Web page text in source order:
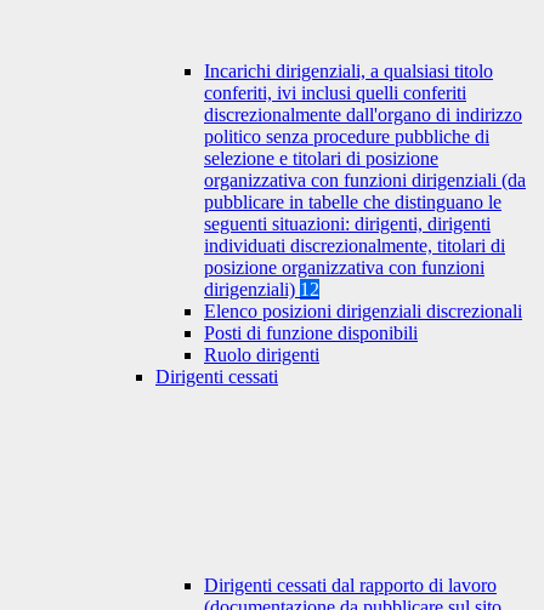
Incarichi dirigenziali, a qualsiasi titolo
conferiti, ivi inclusi quelli conferiti
discrezionalmente dall'organo di indirizzo
politico senza procedure pubbliche di
selezione e titolari di posizione
organizzativa con funzioni dirigenziali (da
pubblicare in tabelle che distinguano le
seguenti situazioni: dirigenti, dirigenti
individuati discrezionalmente, titolari di
posizione organizzativa con funzioni
dirigenziali) 12
Elenco posizioni dirigenziali discrezionali
Posti di funzione disponibili
Ruolo dirigenti
Dirigenti cessati
Dirigenti cessati dal rapporto di lavoro